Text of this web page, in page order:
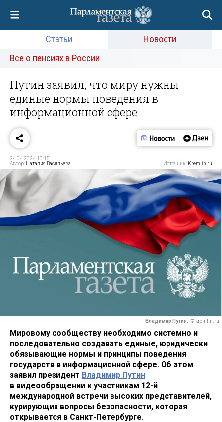
Статьи
Новости
Все о пенсиях в России
Путин заявил, что миру нужны
единые нормы поведения в
информационной сфере
24.04.2024 10:15
Автор: Наталия Васильева Источник: Kremlin.ru
Владимир Путин. © kremlin.ru
Мировому сообществу необходимо системно и
последовательно создавать единые, юридически
обязывающие нормы и принципы поведения
государств в информационной сфере. Об этом
заявил президент Владимир Путин
в видеообращении к участникам 12-й
международной встречи высоких представителей,
курирующих вопросы безопасности, которая
открывается в Санкт-Петербурге.